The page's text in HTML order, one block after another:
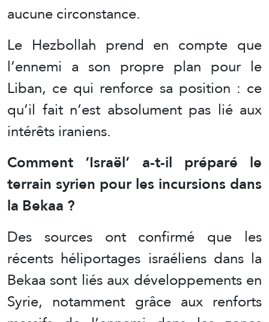
aucune circonstance.
Le Hezbollah prend en compte que
l’ennemi a son propre plan pour le
Liban, ce qui renforce sa position : ce
qu’il fait n’est absolument pas lié aux
intérêts iraniens.
Comment ‘Israël’ a-t-il préparé le
terrain syrien pour les incursions dans
la Bekaa ?
Des sources ont confirmé que les
récents héliportages israéliens dans la
Bekaa sont liés aux développements en
Syrie, notamment grâce aux renforts